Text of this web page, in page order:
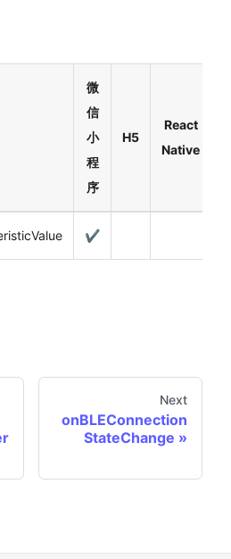
微
信
小
程
序
H5
React
Native
✔️
Next
onBLEConnection
StateChange